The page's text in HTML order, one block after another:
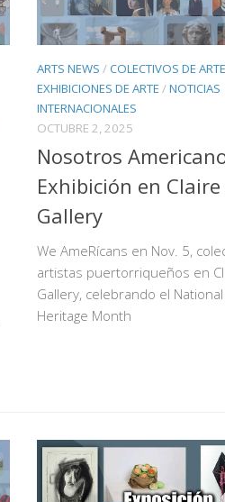
ARTS NEWS /COLECTIVOS DE ARTE
EXHIBICIONES DE ARTE /NOTICIAS
INTERNACIONALES
OCTUBRE 2, 2025
Nosotros
Exhibición en
Gallery
We AmeRícans en Nov. 5,
artistas puertorriqueños en
Gallery, celebrando el
Heritage Month